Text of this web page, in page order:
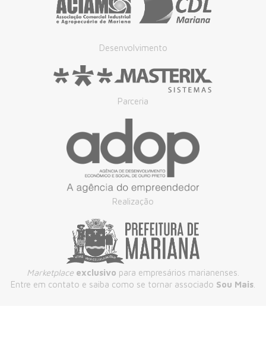
Desenvolvimento
Parceria
Realização
Marketplace exclusivo para empresários marianenses.
Entre em contato e saiba como se tornar associado Sou Mais